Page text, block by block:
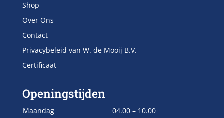
Shop
Over Ons
Contact
Privacybeleid van W. de Mooij B.V.
Certificaat
Openingstijden
Maandag
04.00 – 10.00